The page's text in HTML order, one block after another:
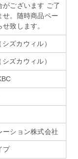
がございます ご了
せ。随時商品ペー
致します。
ズカウィル）
ズカウィル）
ーション株式会社
プ